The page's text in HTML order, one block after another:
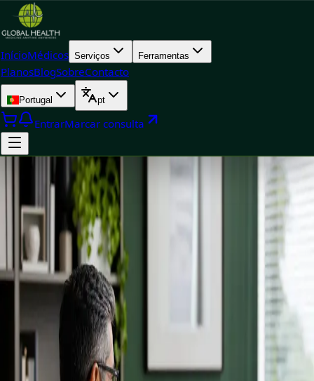
InícioMédicos Serviços Ferramentas
PlanosBlogSobreContacto
Portugal pt
EntrarMarcar consulta